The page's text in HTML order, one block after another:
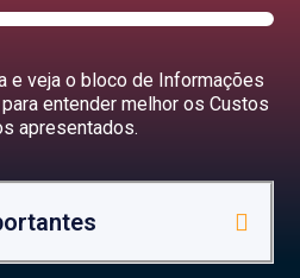
e veja o bloco de Informações
entender melhor os Custos
apresentados.